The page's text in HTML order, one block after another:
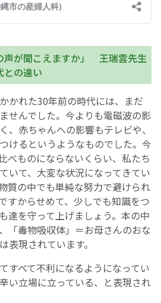
声が聞こえますか」 王瑞雲先生
との違い
かれた30年前の時代には、まだ
せんでした。今よりも電磁波の影
、赤ちゃんへの影響もテレビや、
けるというようなものでした。今
べものにならないくらい、私たち
いて、大変な状況になってきてい
質の中でも単純な努力で避けられ
すからせめて、少しでも知識をつ
達を守って上げましょう。本の中
「毒物吸収体」＝お母さんのおな
表現されています。
すべて不利になるようになってい
い立場に立っている、と表現され